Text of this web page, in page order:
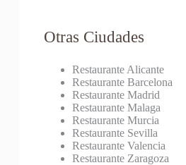
Otras Ciudades
Restaurante Alicante
Restaurante Barcelona
Restaurante Madrid
Restaurante Malaga
Restaurante Murcia
Restaurante Sevilla
Restaurante Valencia
Restaurante Zaragoza